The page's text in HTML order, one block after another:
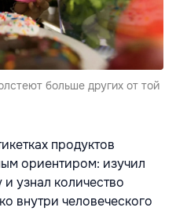
больше других от той
продуктов
ориентиром: изучил
узнал количество
внутри человеческого